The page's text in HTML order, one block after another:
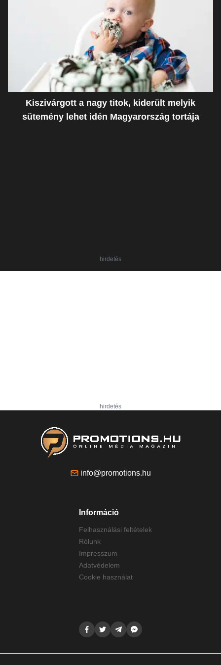
Kiszivárgott a nagy titok, kiderült melyik
sütemény lehet idén Magyarország tortája
hirdetés
hirdetés
info@promotions.hu
Információ
Felhasználási feltételek
Rólunk
Impresszum
Adatvédelem
Cookie használat